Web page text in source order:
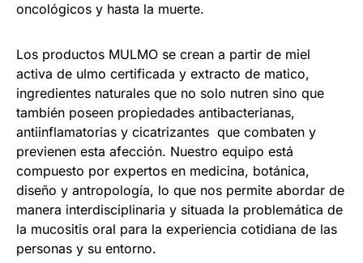
oncológicos y hasta la muerte.
Los productos MULMO se crean a partir de miel
activa de ulmo certificada y extracto de matico,
ingredientes naturales que no solo nutren sino que
también poseen propiedades antibacterianas,
antiinflamatorias y cicatrizantes que combaten y
previenen esta afección. Nuestro equipo está
compuesto por expertos en medicina, botánica,
diseño y antropología, lo que nos permite abordar de
manera interdisciplinaria y situada la problemática de
la mucositis oral para la experiencia cotidiana de las
personas y su entorno.